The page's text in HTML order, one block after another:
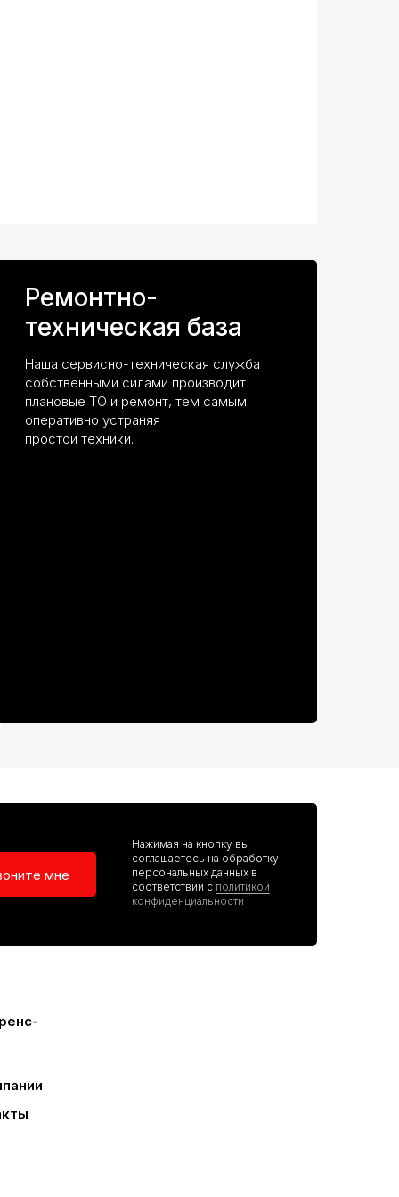
Ремонтно-
техническая база
Наша сервисно-техническая служба
собственными силами производит
плановые ТО и ремонт, тем самым
оперативно устраняя
простои техники.
мне
Нажимая на кнопку вы
соглашаетесь на обработку
персональных данных в
соответствии с политикой
конфиденциальности